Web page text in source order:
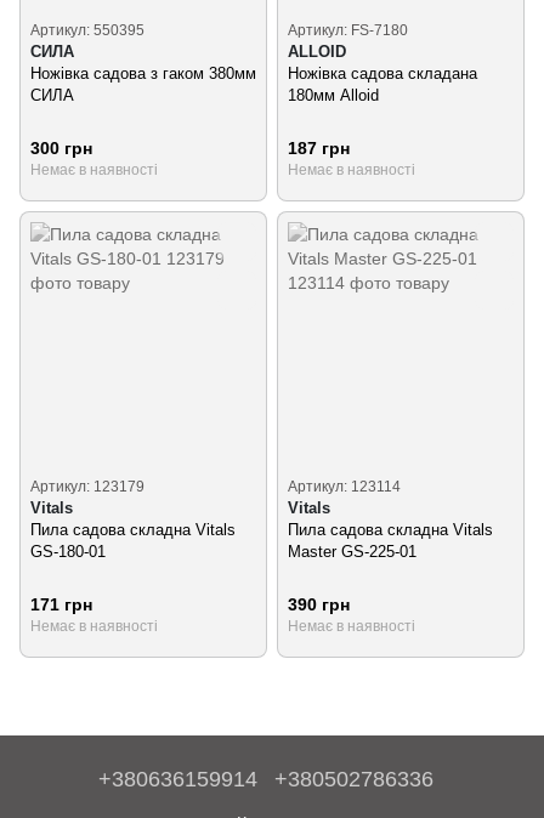
Артикул: 550395
СИЛА
Ножівка садова з гаком 380мм
СИЛА
300 грн
Немає в наявності
Артикул: FS-7180
ALLOID
Ножівка садова складана
180мм Alloid
187 грн
Немає в наявності
Артикул: 123179
Vitals
Пила садова складна Vitals
GS-180-01
171 грн
Немає в наявності
Артикул: 123114
Vitals
Пила садова складна Vitals
Master GS-225-01
390 грн
Немає в наявності
+380636159914 +380502786336